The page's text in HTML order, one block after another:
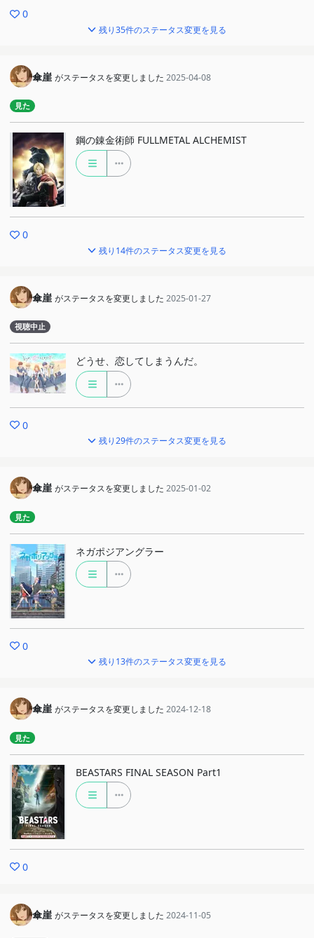
0
残り35件のステータス変更を見る
傘崖 がステータスを変更しました 2025-04-08
見た
鋼の錬金術師 FULLMETAL ALCHEMIST
0
残り14件のステータス変更を見る
傘崖 がステータスを変更しました 2025-01-27
視聴中止
どうせ、恋してしまうんだ。
0
残り29件のステータス変更を見る
傘崖 がステータスを変更しました 2025-01-02
見た
ネガポジアングラー
0
残り13件のステータス変更を見る
傘崖 がステータスを変更しました 2024-12-18
見た
BEASTARS FINAL SEASON Part1
0
傘崖 がステータスを変更しました 2024-11-05